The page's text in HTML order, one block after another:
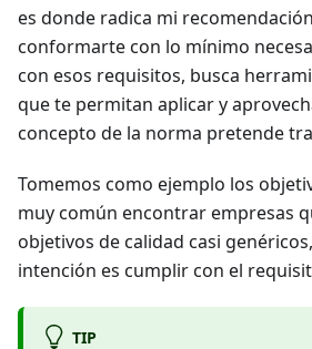
es donde radica mi
conformarte con lo mínimo
con esos requisitos, busca
que te permitan aplicar y
concepto de la norma pretende
Tomemos como ejemplo los
muy común encontrar empresas
objetivos de calidad casi
intención es cumplir con el
TIP